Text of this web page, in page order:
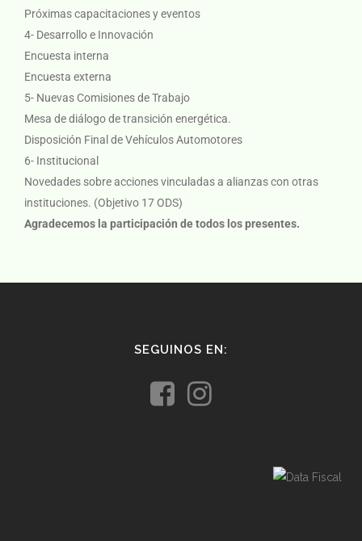
Próximas capacitaciones y eventos
4- Desarrollo e Innovación
Encuesta interna
Encuesta externa
5- Nuevas Comisiones de Trabajo
Mesa de diálogo de transición energética.
Disposición Final de Vehículos Automotores
6- Institucional
Novedades sobre acciones vinculadas a alianzas con otras
instituciones. (Objetivo 17 ODS)
Agradecemos la participación de todos los presentes.
SEGUINOS EN: